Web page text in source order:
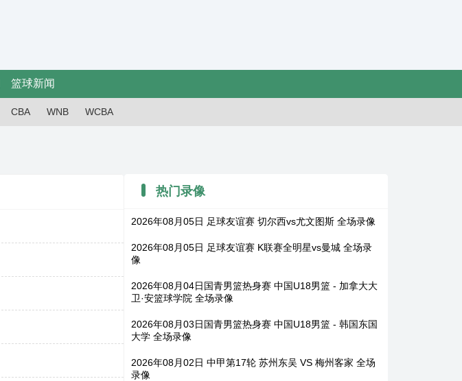
篮球新闻
CBA WNB WCBA
热门录像
2026年08月05日 足球友谊赛 切尔西vs尤文图斯 全场录像
2026年08月05日 足球友谊赛 K联赛全明星vs曼城 全场录
像
2026年08月04日国青男篮热身赛 中国U18男篮 - 加拿大大
卫·安篮球学院 全场录像
2026年08月03日国青男篮热身赛 中国U18男篮 - 韩国东国
大学 全场录像
2026年08月02日 中甲第17轮 苏州东吴 VS 梅州客家 全场
录像